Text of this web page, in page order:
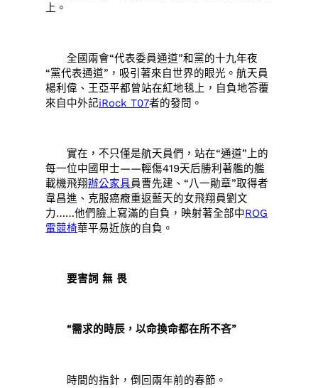
上。
全國兩會“代表委員通道”和黨的十九年夜
“黨代表通道”，吸引著來自世界的眼光。航天員
楊利偉、王亞平都曾站在紅地毯上，自負地答覆
來自中外記iRock T07者的發問。
實在，不只僅是航天員們，站在“通道”上的
每一位中國甲士——輕傷419天后勝利著艦的艦
載機飛翔辦公家具員曹先建、“八一勛章”取得者
韋昌進、克服癌癥重返藍天的女飛翔員劉文
力……他們臉上寫滿的自負，映射著全部中ROG
電競椅華平易近族的自負。
要害詞 無 畏
“需求的時辰，以命換命都在所不吝”
時間的指針，倒回兩年前的春節。